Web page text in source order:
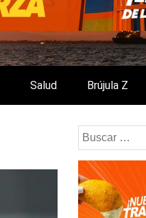
Salud Brújula Z
Buscar: